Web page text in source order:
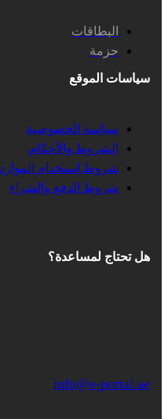
البطاقات
حزمة
سياسات الموقع
سياسة الخصوصية
الشروط والأحكام
شروط استخدام الموارد
شروط الدفع والشراء
هل تحتاج لمساعدة؟
info@e-portal.ae